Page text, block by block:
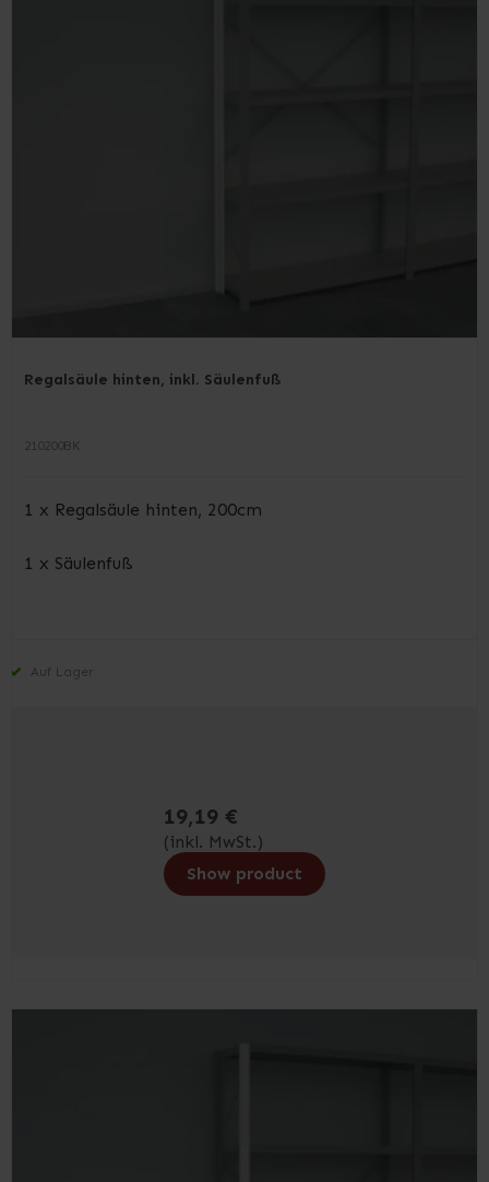
Regalsäule hinten, inkl. Säulenfuß
210200BK
1 x Regalsäule hinten, 200cm
1 x Säulenfuß
Auf Lager
19,19 €
(inkl. MwSt.)
Show product